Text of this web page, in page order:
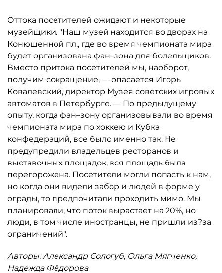
Оттока посетителей ожидают и некоторые
музейщики. "Наш музей находится во дворах на
Конюшенной пл., где во время чемпионата мира
будет организована фан–зона для болельщиков.
Вместо притока посетителей мы, наоборот,
получим сокращение, — опасается Игорь
Ковалевский, директор Музея советских игровых
автоматов в Петербурге. — По предыдущему
опыту, когда фан–зону организовывали во время
чемпионата мира по хоккею и Кубка
конфедераций, все было именно так. Не
предупредили владельцев ресторанов и
выставочных площадок, вся площадь была
перегорожена. Посетители могли попасть к нам,
но когда они видели забор и людей в форме у
ограды, то предпочитали проходить мимо. Мы
планировали, что поток вырастает на 20%, но
люди, в том числе иностранцы, не пришли из?за
ограничений".
Авторы: Александр Сологуб, Ольга Мягченко,
Надежда Фёдорова